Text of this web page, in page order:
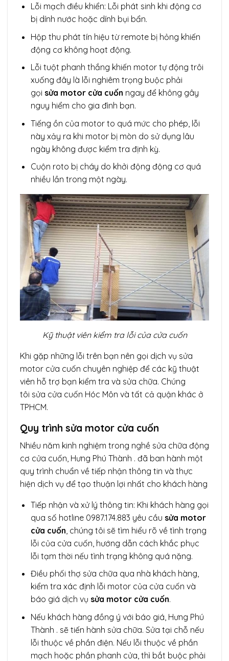
Lỗi mạch điều khiển: Lỗi phát sinh khi động cơ
bị dính nước hoặc dính bụi bẩn.
Hộp thu phát tín hiệu từ remote bị hỏng khiến
động cơ không hoạt động.
Lỗi tuột phanh thắng khiến motor tự động trôi
xuống đây là lỗi nghiêm trọng buộc phải
gọi sửa motor cửa cuốn ngay để không gây
nguy hiểm cho gia đình bạn.
Tiếng ồn của motor to quá mức cho phép, lỗi
này xảy ra khi motor bị mòn do sử dụng lâu
ngày không được kiểm tra định kỳ.
Cuộn roto bị cháy do khởi động động cơ quá
nhiều lần trong một ngày.
Kỹ thuật viên kiểm tra lỗi của cửa cuốn
Khi gặp những lỗi trên bạn nên gọi dịch vụ sửa
motor cửa cuốn chuyên nghiệp để các kỹ thuật
viên hỗ trợ bạn kiểm tra và sửa chữa. Chúng
tôi sửa cửa cuốn Hóc Môn và tất cả quận khác ở
TPHCM.
Quy trình sửa motor cửa cuốn
Nhiều năm kinh nghiệm trong nghề sửa chữa động
cơ cửa cuốn, Hưng Phú Thành . đã ban hành một
quy trình chuẩn về tiếp nhận thông tin và thực
hiện dịch vụ để tạo thuận lợi nhất cho khách hàng
Tiếp nhận và xử lý thông tin: Khi khách hàng gọi
qua số hotline 0987.174.883 yêu cầu sửa motor
cửa cuốn , chúng tôi sẽ tìm hiểu rõ về tình trạng
lỗi của cửa cuốn, hướng dẫn cách khắc phục
lỗi tạm thời nếu tình trạng không quá nặng.
Điều phối thợ sửa chữa qua nhà khách hàng,
kiểm tra xác định lỗi motor của cửa cuốn và
báo giá dịch vụ sửa motor cửa cuốn.
Nếu khách hàng đồng ý với báo giá, Hưng Phú
Thành . sẽ tiến hành sửa chữa. Sửa tại chỗ nếu
lỗi thuộc về phần điện. Nếu lỗi thuộc về phần
mạch hoặc phần phanh cửa, thì bắt buộc phải